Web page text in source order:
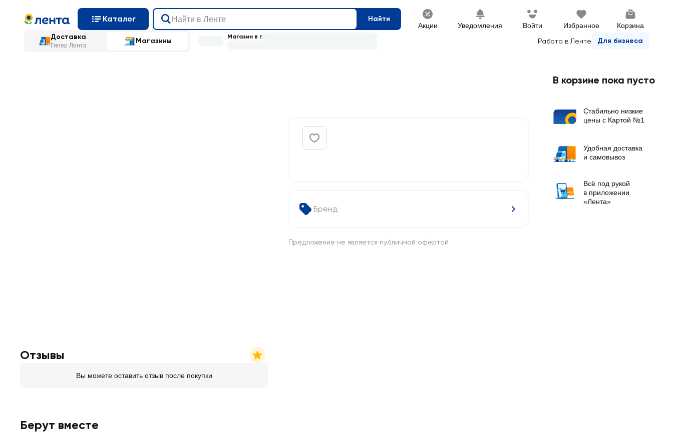
Каталог Найти
Акции Уведомления Войти Избранное Корзина
Доставка
Гипер Лента
Магазины Работа в Ленте Для бизнеса
Магазин в г.
Бренд
Предложение не является публичной офертой
Отзывы
Вы можете оставить отзыв после покупки
Берут вместе
В корзине пока пусто
Стабильно низкие
цены с Картой №1
Удобная доставка
и самовывоз
Всё под рукой
в приложении
«Лента»